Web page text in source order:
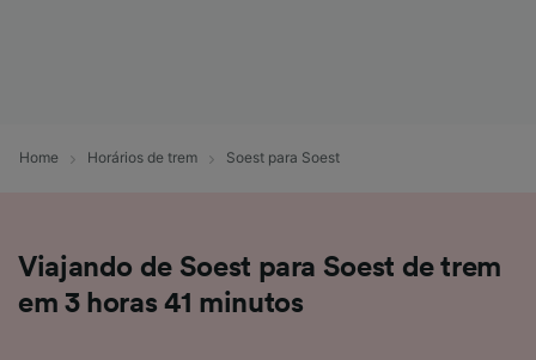
Home Horários de trem Soest para Soest
Viajando de Soest para Soest de trem
em 3 horas 41 minutos